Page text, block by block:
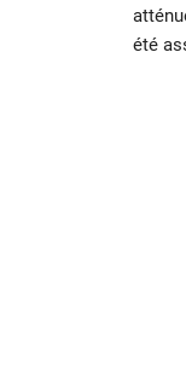
été